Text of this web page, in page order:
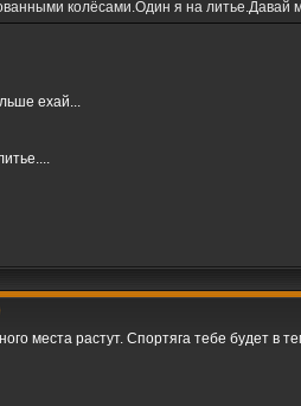
колёсами.Один я на литье.Давай
ехай...
места растут. Спортяга тебе будет в